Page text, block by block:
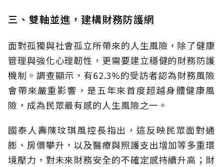
三、雙軸並進，建構財務防護網
面對孤獨與社會孤立所帶來的人生風險，除了健康
管理與強化心理韌性，更需要建立穩健的財務防護
機制。調查顯示，有62.3%的受訪者認為財務風險
會帶來嚴重影響，是五年來首度超越身體健康風
險，成為民眾最有感的人生風險之一。
國泰人壽陳玟琪風控長指出，這反映民眾面對通
膨、房價攀升，以及醫療與照護支出增加等多重環
境壓力，對未來財務安全的不確定感持續升高；財